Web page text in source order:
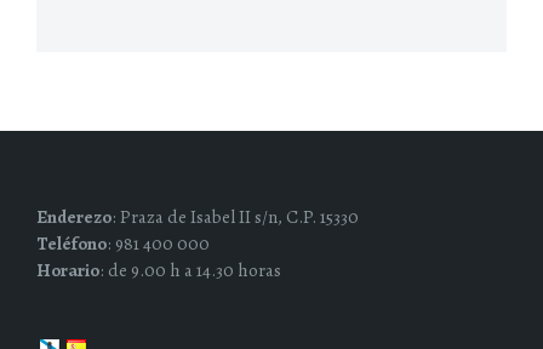
Enderezo: Praza de Isabel II s/n, C.P. 15330
Teléfono: 981 400 000
Horario: de 9.00 h a 14.30 horas